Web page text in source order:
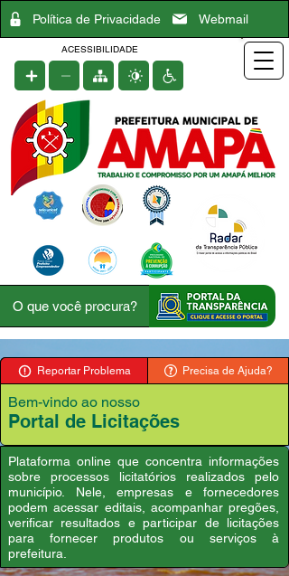
Política de Privacidade Webmail
ACESSIBILIDADE
Reportar Problema Precisa de Ajuda?
Bem-vindo ao nosso
Portal de Licitações
Plataforma online que concentra informações
sobre processos licitatórios realizados pelo
município. Nele, empresas e fornecedores
podem acessar editais, acompanhar pregões,
verificar resultados e participar de licitações
para fornecer produtos ou serviços à
prefeitura.